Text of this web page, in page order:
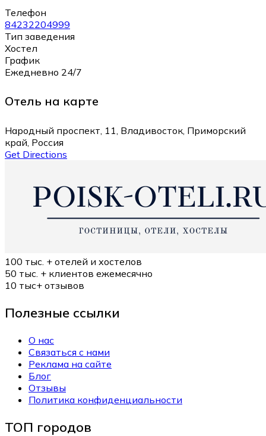
Телефон
84232204999
Тип заведения
Хостел
График
Ежедневно 24/7
Отель на карте
Народный проспект, 11, Владивосток, Приморский
край, Россия
Get Directions
100 тыс. + отелей и хостелов
50 тыс. + клиентов ежемесячно
10 тыс+ отзывов
Полезные ссылки
О нас
Связаться с нами
Реклама на сайте
Блог
Отзывы
Политика конфиденциальности
ТОП городов